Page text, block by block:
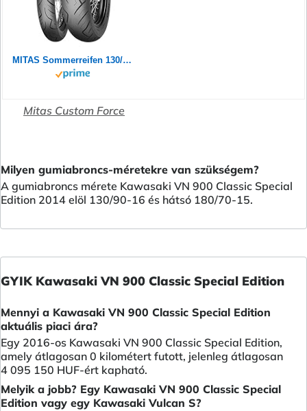
MITAS Sommerreifen 130/90-16 M/C TL 67H CUSTOM FORCE (SLO)
Mitas Custom Force
Milyen gumiabroncs-méretekre van szükségem?
A gumiabroncs mérete Kawasaki VN 900 Classic Special
Edition 2014 elöl 130/90-16 és hátsó 180/70-15.
GYIK Kawasaki VN 900 Classic Special Edition
Mennyi a Kawasaki VN 900 Classic Special Edition
aktuális piaci ára?
Egy 2016-os Kawasaki VN 900 Classic Special Edition,
amely átlagosan 0 kilométert futott, jelenleg átlagosan
4 095 150 HUF-ért kapható.
Melyik a jobb? Egy Kawasaki VN 900 Classic Special
Edition vagy egy Kawasaki Vulcan S?